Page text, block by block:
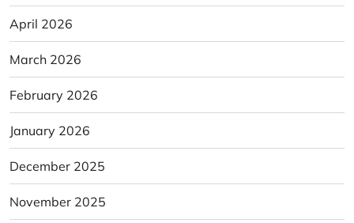
April 2026
March 2026
February 2026
January 2026
December 2025
November 2025